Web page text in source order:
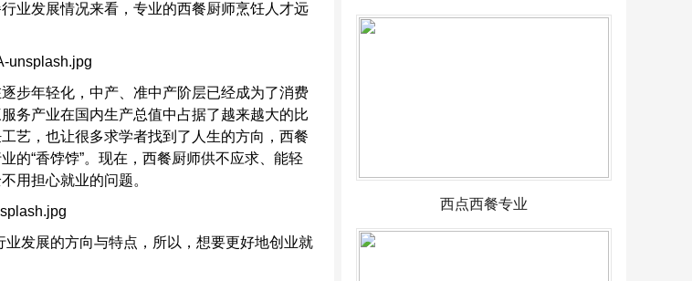
业发展情况来看，专业的西餐厨师烹饪人才远
步年轻化，中产、准中产阶层已经成为了消费
务产业在国内生产总值中占据了越来越大的比
艺，也让很多求学者找到了人生的方向，西餐
的“香饽饽”。现在，西餐厨师供不应求、能轻
用担心就业的问题。
发展的方向与特点，所以，想要更好地创业就
西点西餐专业